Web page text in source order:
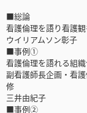
■総論
看護倫理を語り看護
ウイリアムソン彰子
■事例①
看護倫理を語れる組
副看護師長企画・看
修
三井由紀子
■事例②